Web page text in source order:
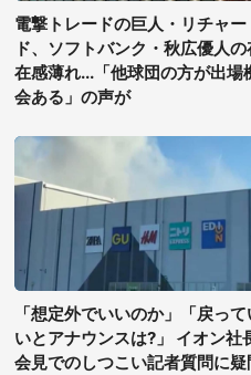
電撃トレードの巨人・リチャー
ド、ソフトバンク・秋広優人の
在感薄れ...「他球団の方が出場
会ある」の声が
「想定外でいいのか」「戻って
いとアナウンスは?」 イオン社
会見でのしつこい記者質問に疑